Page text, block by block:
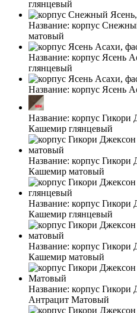
глянцевый
Название: корпус
матовый
Название: корпус Ясень
глянцевый
Название: корпус Ясень
Название: корпус Гикори
Кашемир глянцевый
Название: корпус Гикори
Кашемир матовый
Название: корпус Гикори
Кашемир глянцевый
Название: корпус Гикори
Кашемир матовый
Название: корпус Гикори
Антрацит Матовый